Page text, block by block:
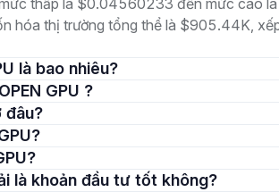
thấp là $0.04560233 đến mức cao
hóa thị trường tổng thể là $905.44K,
là bao nhiêu?
GPU ?
đâu?
là khoản đầu tư tốt không?